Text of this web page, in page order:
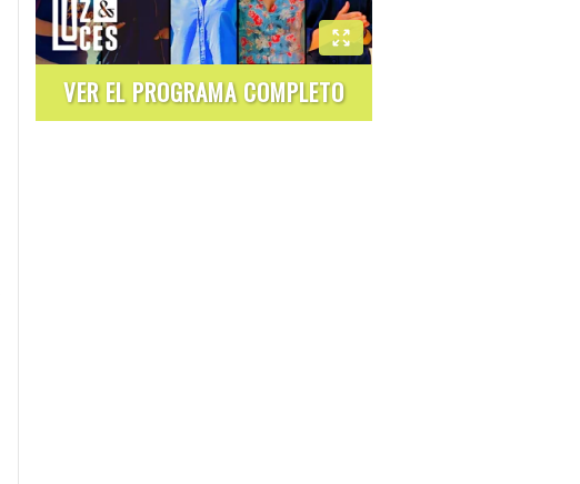
VER EL PROGRAMA COMPLETO